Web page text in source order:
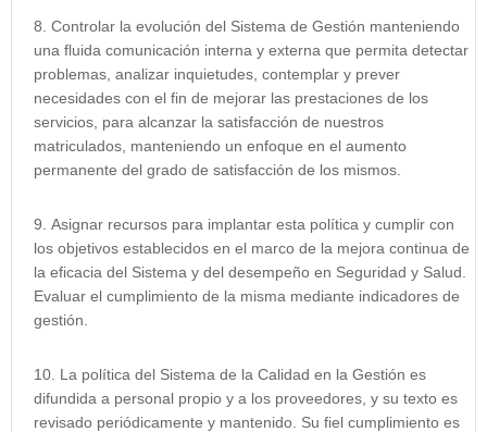
Controlar la evolución del Sistema de Gestión manteniendo
una fluida comunicación interna y externa que permita detectar
problemas, analizar inquietudes, contemplar y prever
necesidades con el fin de mejorar las prestaciones de los
servicios, para alcanzar la satisfacción de nuestros
matriculados, manteniendo un enfoque en el aumento
permanente del grado de satisfacción de los mismos.
Asignar recursos para implantar esta política y cumplir con
los objetivos establecidos en el marco de la mejora continua de
la eficacia del Sistema y del desempeño en Seguridad y Salud.
Evaluar el cumplimiento de la misma mediante indicadores de
gestión.
La política del Sistema de la Calidad en la Gestión es
difundida a personal propio y a los proveedores, y su texto es
revisado periódicamente y mantenido. Su fiel cumplimiento es